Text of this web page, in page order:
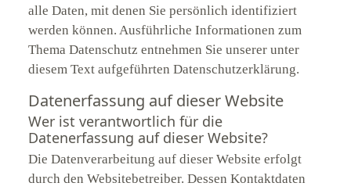
alle Daten, mit denen Sie persönlich identifiziert
werden können. Ausführliche Informationen zum
Thema Datenschutz entnehmen Sie unserer unter
diesem Text aufgeführten Datenschutzerklärung.
Datenerfassung auf dieser Website
Wer ist verantwortlich für die
Datenerfassung auf dieser Website?
Die Datenverarbeitung auf dieser Website erfolgt
durch den Websitebetreiber. Dessen Kontaktdaten